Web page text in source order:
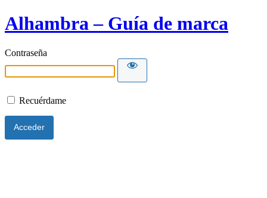
Alhambra – Guía de marca
Contraseña
Recuérdame